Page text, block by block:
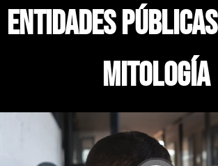
ENTIDADES PÚBLICAS
mitología